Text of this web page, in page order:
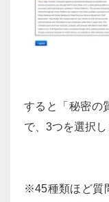
すると「秘密の
で、3つを選択し
※45種類ほど質